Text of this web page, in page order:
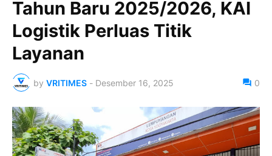
Tahun Baru 2025/2026, KAI
Logistik Perluas Titik
Layanan
by VRITIMES - Desember 16, 2025 0